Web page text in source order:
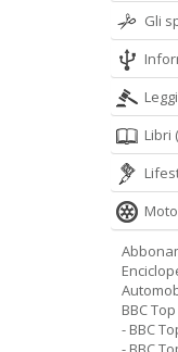
Gli
Leggi
Libri
BBC
- BBC